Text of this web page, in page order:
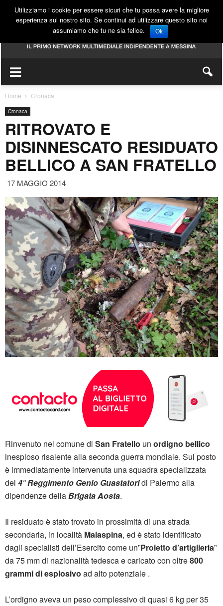
Home Cronaca
Cronaca
RITROVATO E
DISINNESCATO RESIDUATO
BELLICO A SAN FRATELLO
17 MAGGIO 2014
Rinvenuto nel comune di San Fratello un ordigno bellico
inesploso risalente alla seconda guerra mondiale. Sul posto
è immediatamente intervenuta una squadra specializzata
del 4° Reggimento Genio Guastatoridi Palermo alla
dipendenze dellaBrigata Aosta.
Il residuato è stato trovato in prossimità di una strada
secondaria, in località Malaspina, ed è stato identificato
dagli specialisti dell’Esercito come un”Proietto d’artiglieria”
da 75 mm di nazionalità tedesca e caricato con oltre800
grammi di esplosivo ad alto potenziale .
L’ordigno aveva un peso complessivo di quasi 6 kg per 35
Utilizziamo i cookie per essere sicuri che tu possa avere la migliore
esperienza sul nostro sito. Se continui ad utilizzare questo sito noi
assumiamo che tu ne sia felice.
Ok